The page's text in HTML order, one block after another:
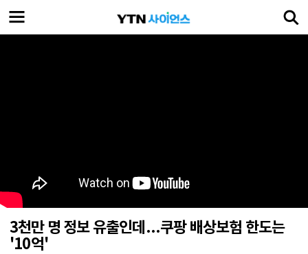
3천만 명 정보 유출인데...쿠팡 배상보험 한도는
'10억'